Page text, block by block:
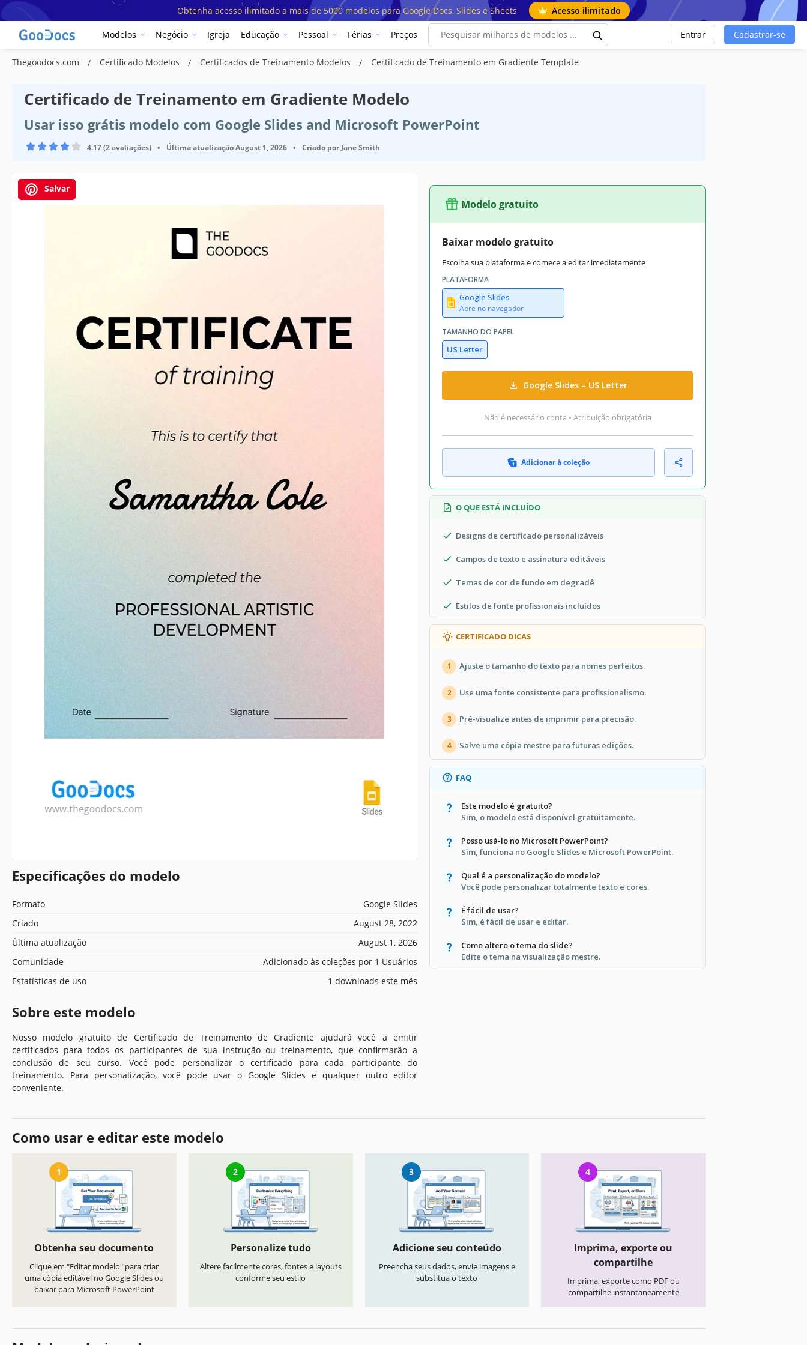
Obtenha acesso ilimitado a mais de 5000 modelos para Google Docs, Slides e Sheets Acesso ilimitado
Modelos Negócio Igreja Educação Pessoal Férias Preços Entrar Cadastrar-se
Thegoodocs.com Certificado Modelos Certificados de Treinamento Modelos Certificado de Treinamento em Gradiente Template
Certificado de Treinamento em Gradiente Modelo
Usar isso grátis modelo com Google Slides and Microsoft PowerPoint
4.17 (2 avaliações) • Última atualizaçãoAugust 1, 2026 • Criado por Jane Smith
Salvar
Especificações do modelo
Formato
Google Slides
Criado
August 28, 2022
Última atualização
August 1, 2026
Comunidade
Adicionado às coleções por 1 Usuários
Estatísticas de uso
1 downloads este mês
Sobre este modelo
Nosso modelo gratuito de Certificado de Treinamento de Gradiente ajudará você a emitir
certificados para todos os participantes de sua instrução ou treinamento, que confirmarão a
conclusão de seu curso. Você pode personalizar o certificado para cada participante do
treinamento. Para personalização, você pode usar o Google Slides e qualquer outro editor
conveniente.
Modelo gratuito
Baixar modelo gratuito
Escolha sua plataforma e comece a editar imediatamente
PLATAFORMA
Google Slides
Abre no navegador
TAMANHO DO PAPEL
US Letter
Google Slides – US Letter
Não é necessário conta • Atribuição obrigatória
Adicionar à coleção
O QUE ESTÁ INCLUÍDO
Designs de certificado personalizáveis
Campos de texto e assinatura editáveis
Temas de cor de fundo em degradê
Estilos de fonte profissionais incluídos
CERTIFICADO DICAS
1 Ajuste o tamanho do texto para nomes perfeitos.
2 Use uma fonte consistente para profissionalismo.
3 Pré-visualize antes de imprimir para precisão.
4 Salve uma cópia mestre para futuras edições.
FAQ
Este modelo é gratuito?
Sim, o modelo está disponível gratuitamente.
Posso usá-lo no Microsoft PowerPoint?
Sim, funciona no Google Slides e Microsoft PowerPoint.
Qual é a personalização do modelo?
Você pode personalizar totalmente texto e cores.
É fácil de usar?
Sim, é fácil de usar e editar.
Como altero o tema do slide?
Edite o tema na visualização mestre.
Como usar e editar este modelo
1
Obtenha seu documento
Clique em "Editar modelo" para criar
uma cópia editável no Google Slides ou
baixar para Microsoft PowerPoint
2
Personalize tudo
Altere facilmente cores, fontes e layouts
conforme seu estilo
3
Adicione seu conteúdo
Preencha seus dados, envie imagens e
substitua o texto
4
Imprima, exporte ou
compartilhe
Imprima, exporte como PDF ou
compartilhe instantaneamente